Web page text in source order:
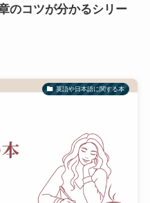
のコツが分かるシリー
英語や日本語に関する本